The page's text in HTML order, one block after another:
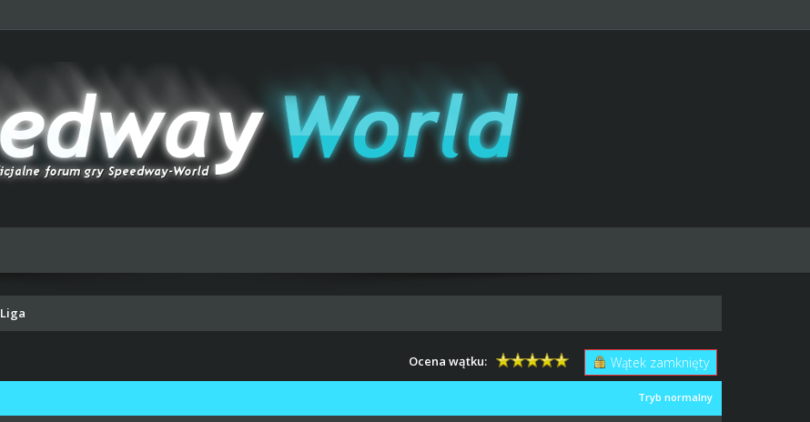
Liga
Wątek zamknięty
Ocena wątku:
Tryb normalny